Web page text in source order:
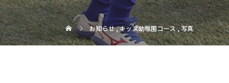
お知らせ,キッズ幼稚園コース ,写真